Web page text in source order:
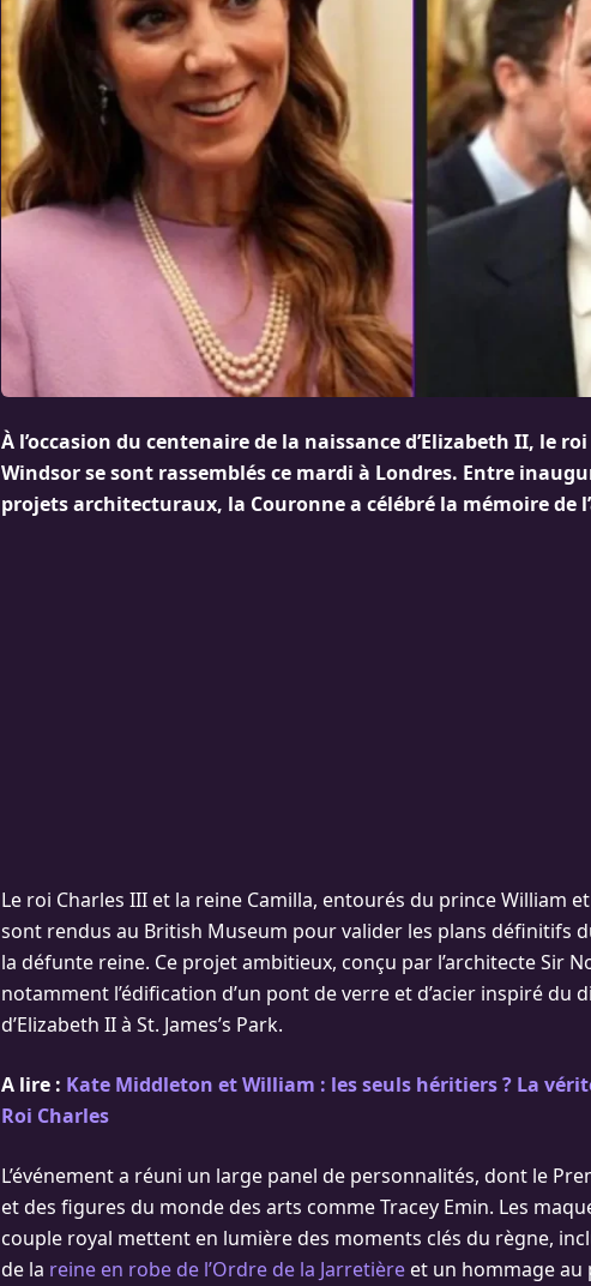
À l’occasion du centenaire de la naissance d’Elizabeth II, le
Windsor se sont rassemblés ce mardi à Londres. Entre
projets architecturaux, la Couronne a célébré la mémoire de
Le roi Charles III et la reine Camilla, entourés du prince William
sont rendus au British Museum pour valider les plans définitifs
la défunte reine. Ce projet ambitieux, conçu par l’architecte Sir
notamment l’édification d’un pont de verre et d’acier inspiré du
d’Elizabeth II à St. James’s Park.
A lire : Kate Middleton et William : les seuls héritiers ? La
Roi Charles
L’événement a réuni un large panel de personnalités, dont le
et des figures du monde des arts comme Tracey Emin. Les
couple royal mettent en lumière des moments clés du règne,
de la reine en robe de l’Ordre de la Jarretière et un hommage